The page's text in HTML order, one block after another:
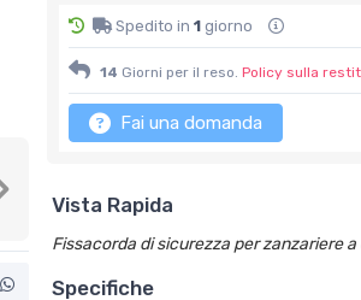
Spedito in1 giorno
14 Giorni per il reso.Policy sulla
Fai una domanda
Vista Rapida
Fissacorda di sicurezza per zanzariere
Specifiche